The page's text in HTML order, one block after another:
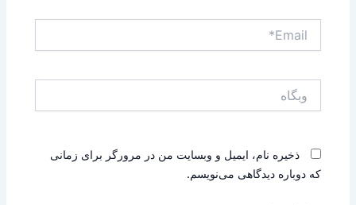
ذخیره نام، ایمیل و وبسایت من در مرورگر برای زمانی
که دوباره دیدگاهی می‌نویسم.